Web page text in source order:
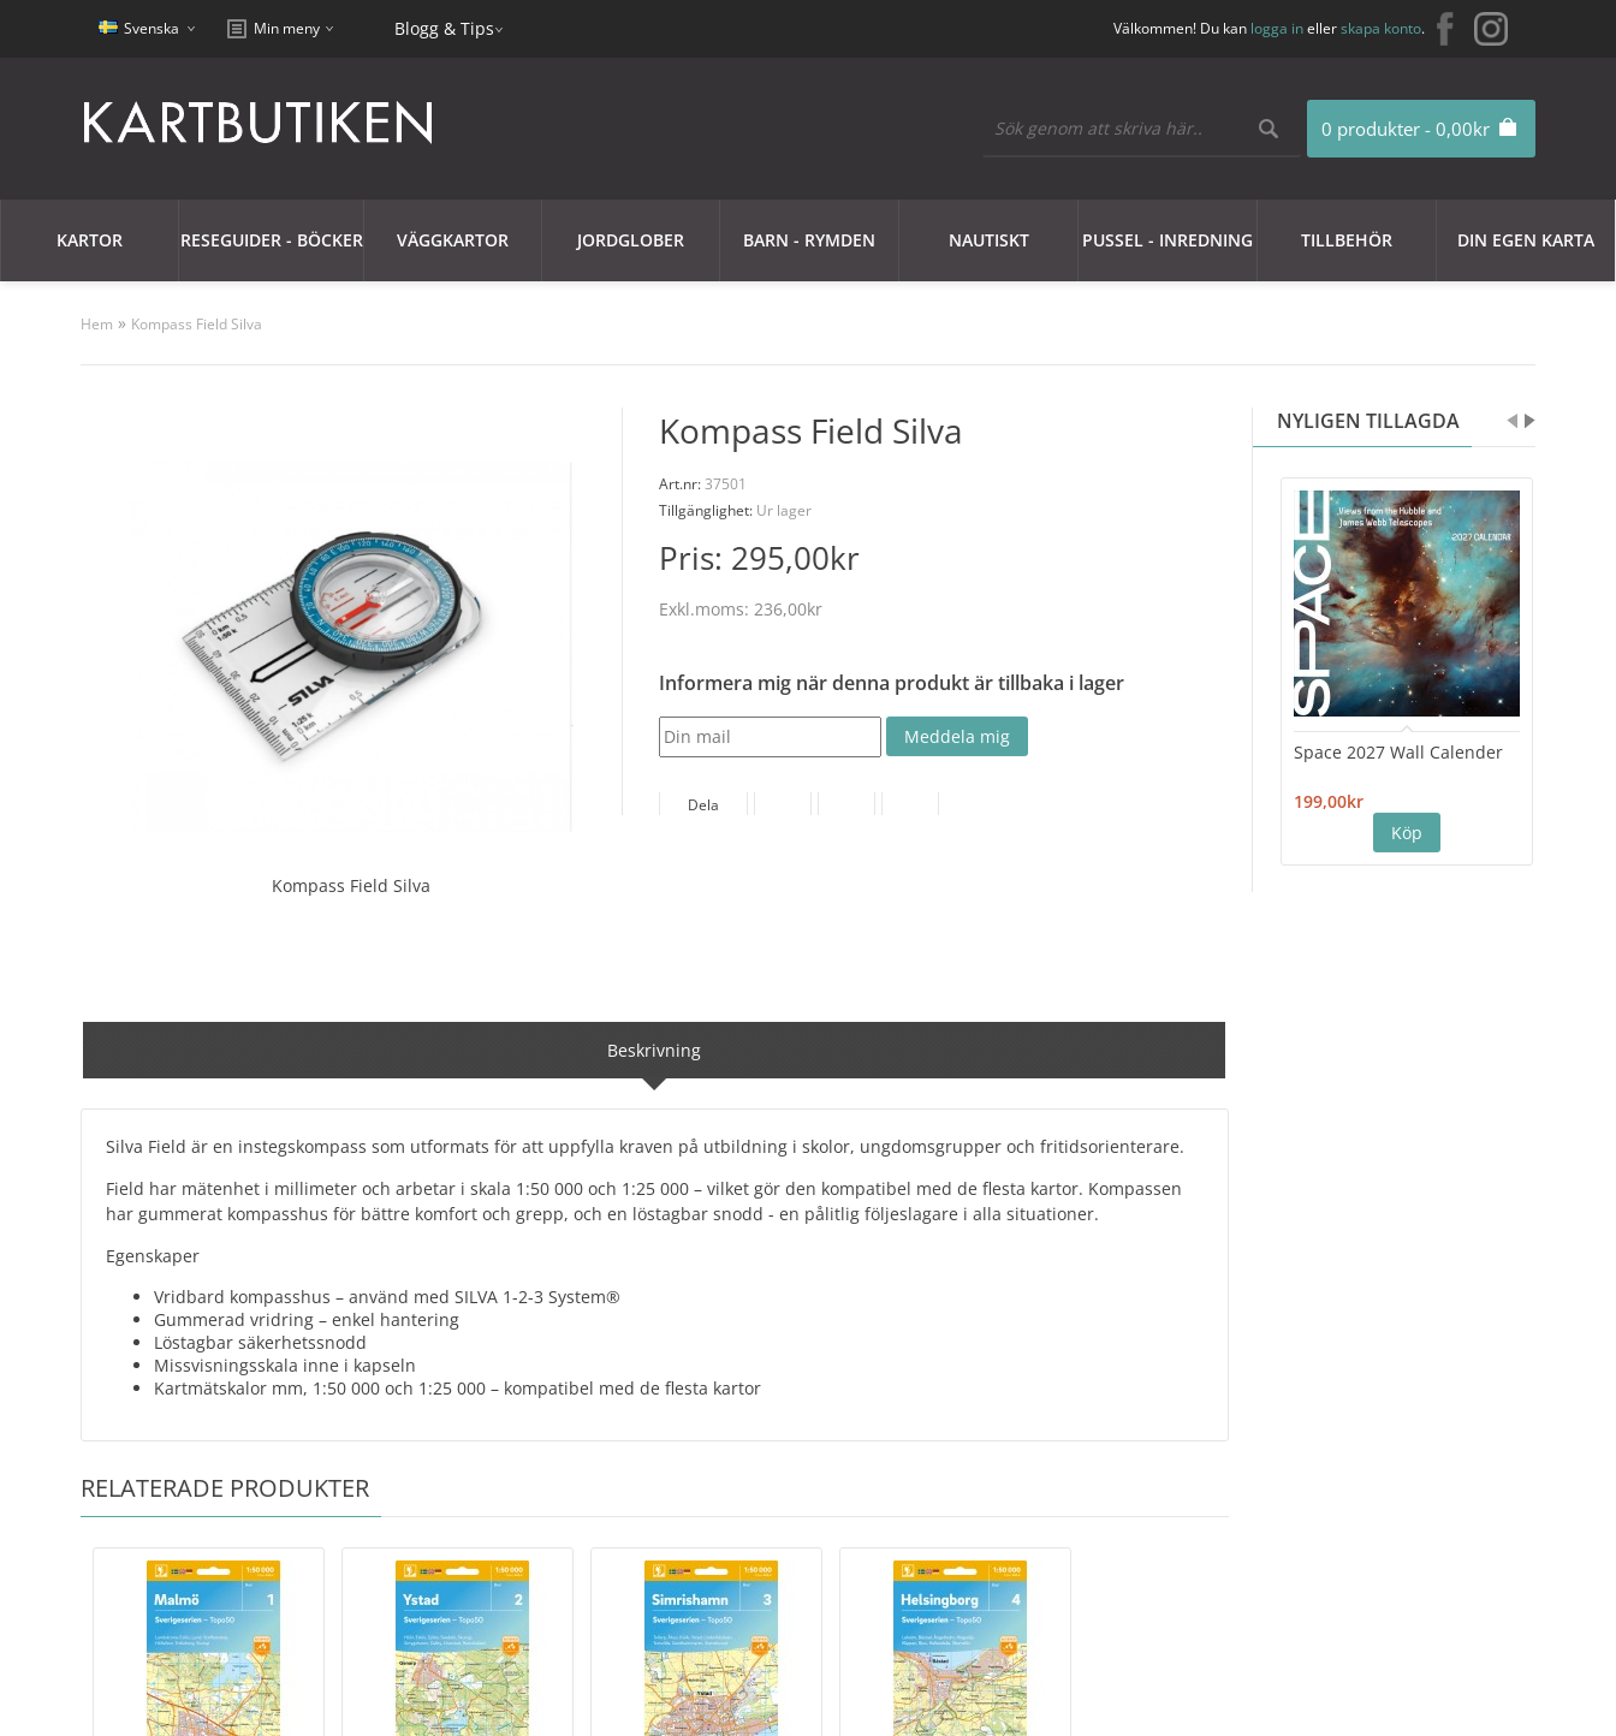
Svenska Min meny Blogg & Tips Välkommen! Du kan logga inellerskapa konto.
0 produkter - 0,00kr
KARTOR RESEGUIDER - BÖCKER VÄGGKARTOR JORDGLOBER BARN - RYMDEN NAUTISKT PUSSEL - INREDNING TILLBEHÖR DIN EGEN KARTA
Hem » Kompass Field Silva
NYLIGEN TILLAGDA
Space 2027 Wall Calender
199,00kr
Kompass Field Silva
Kompass Field Silva
Art.nr:37501
Tillgänglighet: Ur lager
Pris: 295,00kr
Exkl.moms:236,00kr
Informera mig när denna produkt är tillbaka i lager
Dela
Beskrivning
Silva Field är en instegskompass som utformats för att uppfylla kraven på utbildning i skolor, ungdomsgrupper och fritidsorienterare.
Field har mätenhet i millimeter och arbetar i skala 1:50 000 och 1:25 000 – vilket gör den kompatibel med de flesta kartor. Kompassen
har gummerat kompasshus för bättre komfort och grepp, och en löstagbar snodd - en pålitlig följeslagare i alla situationer.
Egenskaper
Vridbard kompasshus – använd med SILVA 1-2-3 System®
Gummerad vridring – enkel hantering
Löstagbar säkerhetssnodd
Missvisningsskala inne i kapseln
Kartmätskalor mm, 1:50 000 och 1:25 000 – kompatibel med de flesta kartor
RELATERADE PRODUKTER